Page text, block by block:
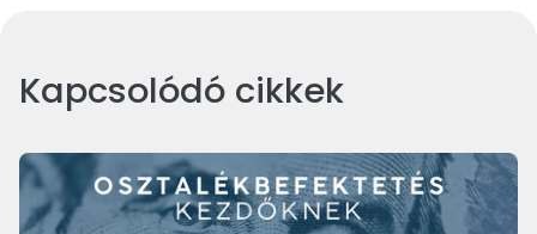
Kapcsolódó cikkek